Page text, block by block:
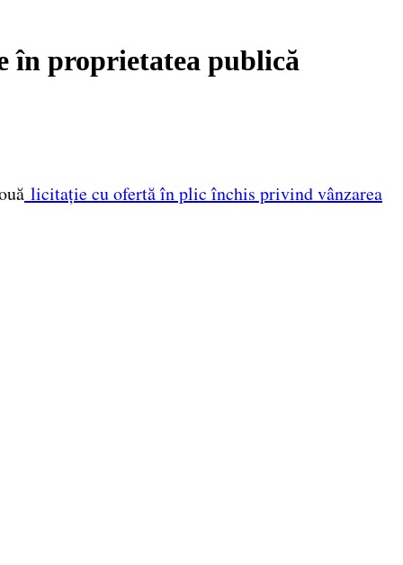
în proprietatea publică
licitație cu ofertă în plic închis privind vânzarea